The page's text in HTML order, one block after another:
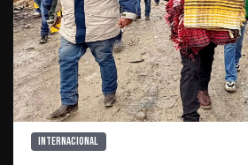
Internacional